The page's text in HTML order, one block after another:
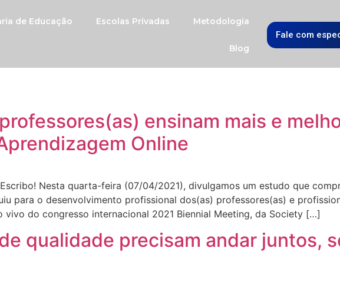
de Educação Escolas Privadas Metodologia
Blog
Fale com
ensinam mais e
Online
Nesta quarta-feira (07/04/2021), divulgamos um estudo que
para o desenvolvimento profissional dos(as) professores(as) e
vivo do congresso internacional 2021 Biennial Meeting, da Society […]
qualidade precisam andar juntos,